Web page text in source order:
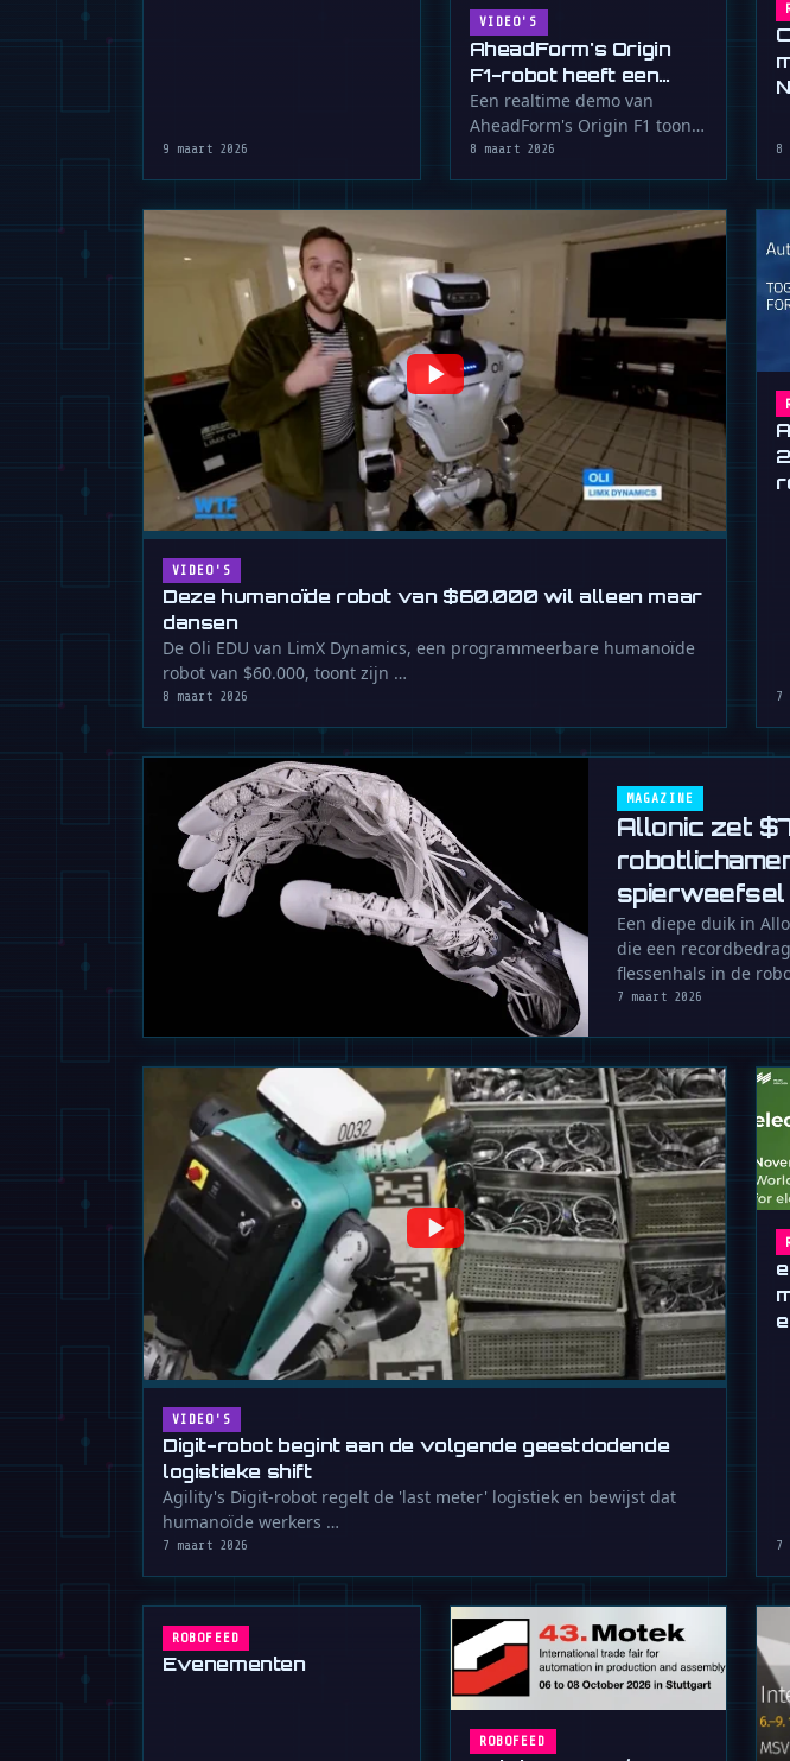
9 maart 2026
VIDEO'S
AheadForm's Origin
F1-robot heeft een
bizar realistisch
gezicht
Een realtime demo van
AheadForm's Origin F1 toont
gezichtsuitdrukkingen die zó
echt zijn …
8 maart 2026 8
VIDEO'S
Deze humanoïde robot van $60.000 wil alleen maar
dansen
De Oli EDU van LimX Dynamics, een programmeerbare humanoïde
robot van $60.000, toont zijn …
8 maart 2026
MAGAZINE
Allonic zet
spierweefsel
Een diepe duik in
die een
flessenhals in de
7 maart 2026
7
VIDEO'S
Digit-robot begint aan de volgende geestdodende
logistieke shift
Agility's Digit-robot regelt de 'last meter' logistiek en bewijst dat
humanoïde werkers …
7 maart 2026 7
ROBOFEED
Evenementen
ROBOFEED